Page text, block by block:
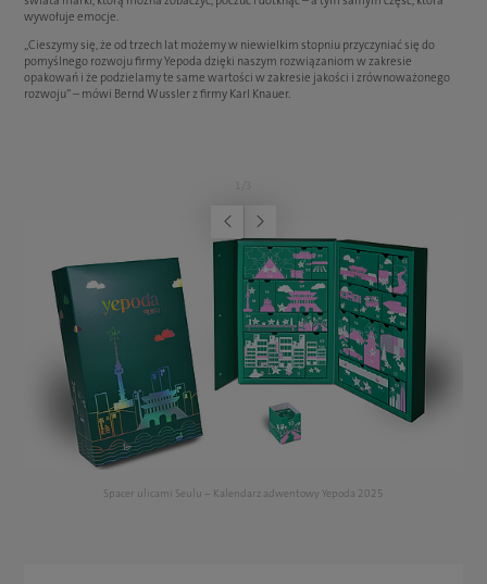
wywołuje emocje.
„Cieszymy się, że od trzech lat możemy w niewielkim stopniu przyczyniać się do
pomyślnego rozwoju firmy Yepoda dzięki naszym rozwiązaniom w zakresie
opakowań i że podzielamy te same wartości w zakresie jakości i zrównoważonego
rozwoju” – mówi Bernd Wussler z firmy Karl Knauer.
Następna
Poprzednia
Spacer ulicami Seulu – Kalendarz adwentowy Yepoda 2025